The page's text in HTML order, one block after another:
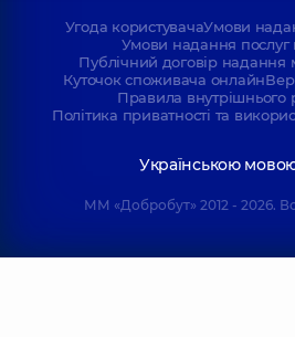
Угода користувачаУмови
Умови надання послуг
Публічний договір надання
Куточок споживача онлайн
Правила внутрішнього
Політика приватності та
Українською
ММ «Добробут» 2012 - 2026.